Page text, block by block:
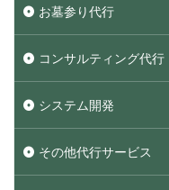
お墓参り代行
コンサルティング代行
システム開発
その他代行サービス